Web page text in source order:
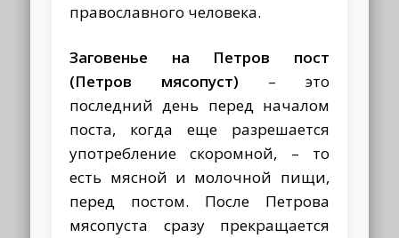
православного человека.
Заговенье на Петров пост
(Петров мясопуст) – это
последний день перед началом
поста, когда еще разрешается
употребление скоромной, – то
есть мясной и молочной пищи,
перед постом. После Петрова
мясопуста сразу прекращается